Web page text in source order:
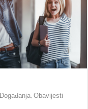
Događanja ,Obavijesti